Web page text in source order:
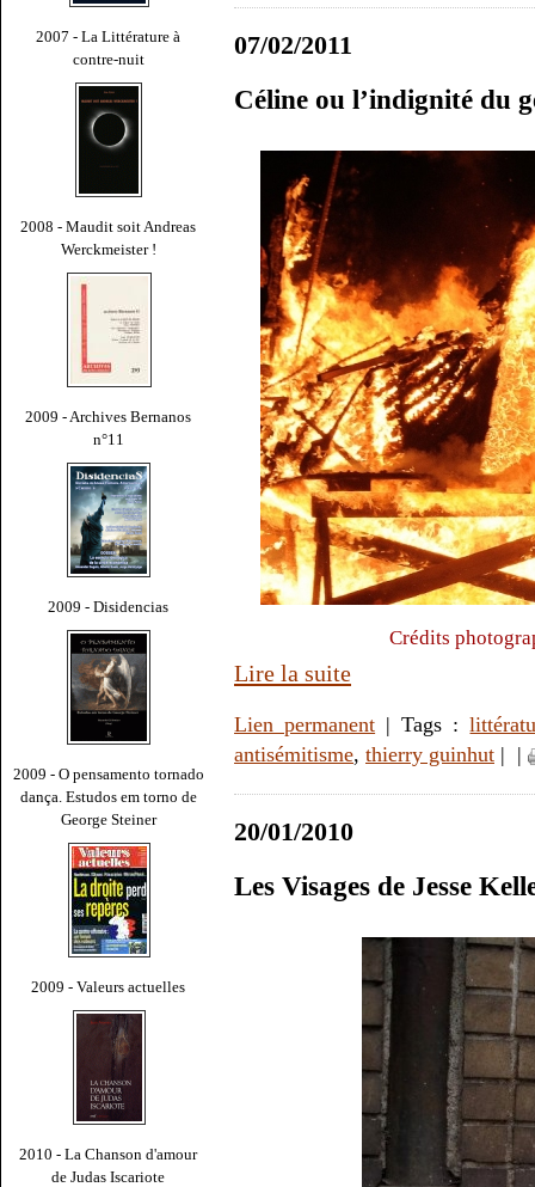
2007 - La Littérature à
contre-nuit
2008 - Maudit soit Andreas
Werckmeister !
2009 - Archives Bernanos
n°11
2009 - Disidencias
2009 - O pensamento tornado
dança. Estudos em torno de
George Steiner
2009 - Valeurs actuelles
2010 - La Chanson d'amour
de Judas Iscariote
07/02/2011
Céline ou l’indignité du
Crédits
Lire la suite
Lien permanent | Tags :
antisémitisme, thierry guinhut | |
20/01/2010
Les Visages de Jesse